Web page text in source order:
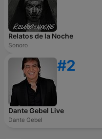
Relatos de la Noche
Sonoro
#2
Dante Gebel Live
Dante Gebel